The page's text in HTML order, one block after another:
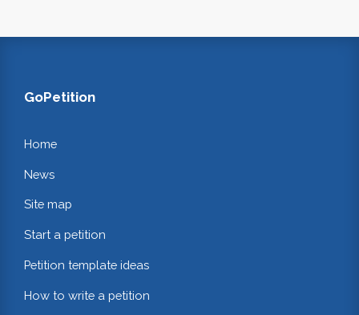
GoPetition
Home
News
Site map
Start a petition
Petition template ideas
How to write a petition